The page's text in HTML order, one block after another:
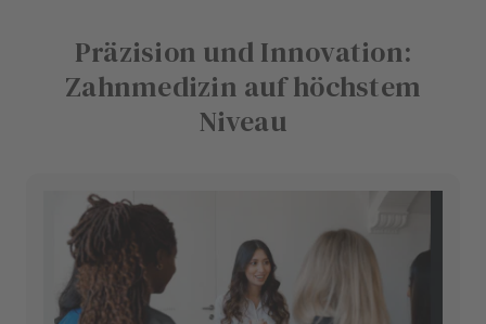
Präzision und Innovation:
Zahnmedizin auf höchstem
Niveau